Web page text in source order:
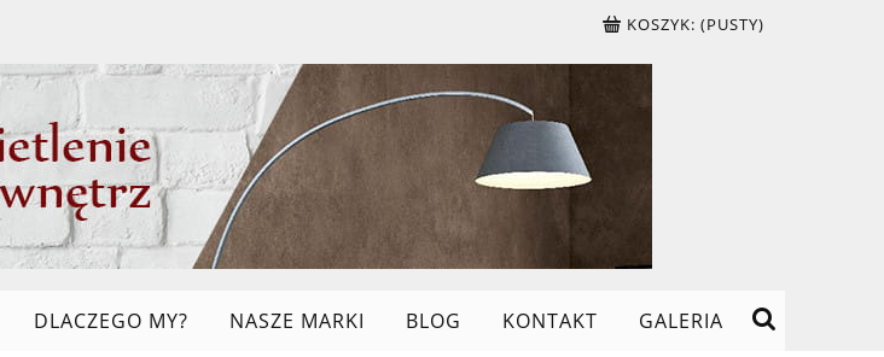
KOSZYK: (PUSTY)
DLACZEGO MY? NASZE MARKI BLOG KONTAKT GALERIA